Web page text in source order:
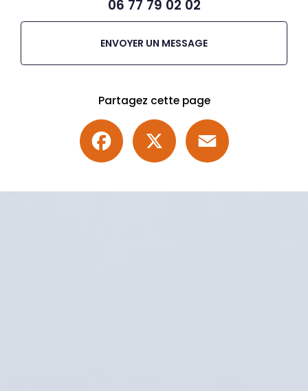
06 77 79 02 02
ENVOYER UN MESSAGE
Partagez cette page
Facebook